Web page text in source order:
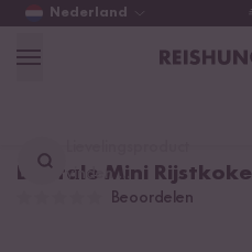
Nederland
vinden ...
Digitale Mini
Beoordelen